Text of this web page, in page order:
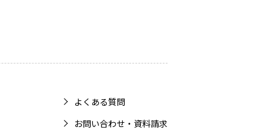
よくある質問
お問い合わせ・資料請求